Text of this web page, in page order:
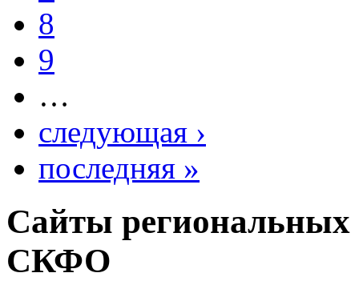
8
9
…
следующая ›
последняя »
Сайты
СКФО